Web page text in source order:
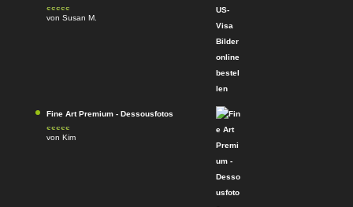
Bewertet mit
von Susan M.
Fine Art Premium - Dessousfotos
Bewertet
von Kim